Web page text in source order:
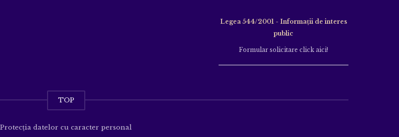
Legea 544/2001 - Informații de interes
public
Formular solicitare click aici!
TOP
Protecția datelor cu caracter personal